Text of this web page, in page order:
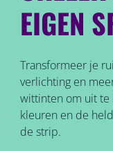
EIGEN
Transformeer je
verlichting en
wittinten om uit te
kleuren en de
de strip.